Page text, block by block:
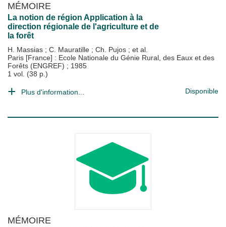
MÉMOIRE
La notion de région Application à la
direction régionale de l'agriculture et de
la forêt
H. Massias ; C. Mauratille ; Ch. Pujos ; et al.
Paris [France] : Ecole Nationale du Génie Rural, des Eaux et des
Forêts (ENGREF) ; 1985
1 vol. (38 p.)
Plus d'information... Disponible
MÉMOIRE